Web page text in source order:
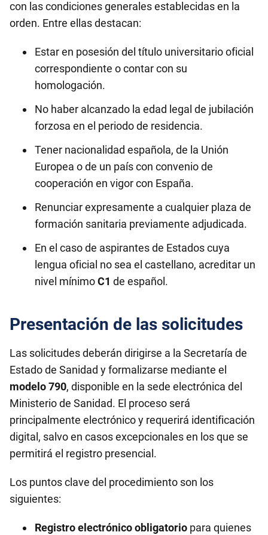
con las condiciones generales establecidas en la
orden. Entre ellas destacan:
Estar en posesión del título universitario oficial
correspondiente o contar con su
homologación.
No haber alcanzado la edad legal de jubilación
forzosa en el periodo de residencia.
Tener nacionalidad española, de la Unión
Europea o de un país con convenio de
cooperación en vigor con España.
Renunciar expresamente a cualquier plaza de
formación sanitaria previamente adjudicada.
En el caso de aspirantes de Estados cuya
lengua oficial no sea el castellano, acreditar un
nivel mínimoC1 de español.
Presentación de las solicitudes
Las solicitudes deberán dirigirse a la Secretaría de
Estado de Sanidad y formalizarse mediante el
modelo 790, disponible en la sede electrónica del
Ministerio de Sanidad. El proceso será
principalmente electrónico y requerirá identificación
digital, salvo en casos excepcionales en los que se
permitirá el registro presencial.
Los puntos clave del procedimiento son los
siguientes:
Registro electrónico obligatorio para quienes